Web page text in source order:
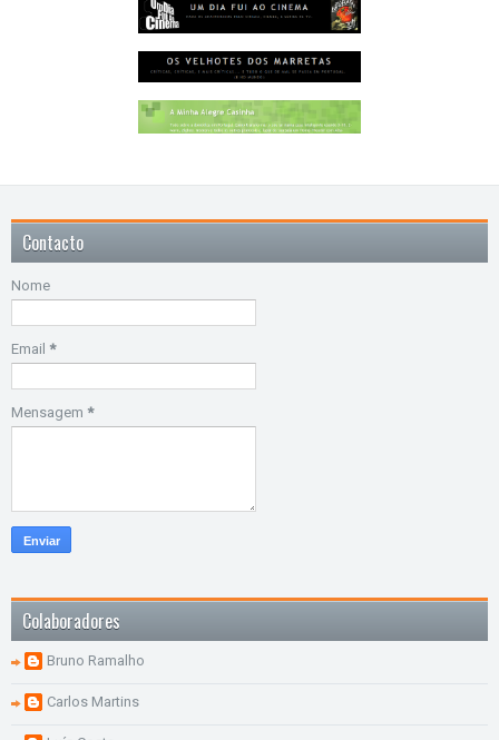
Contacto
Nome
Email *
Mensagem *
Colaboradores
Bruno Ramalho
Carlos Martins